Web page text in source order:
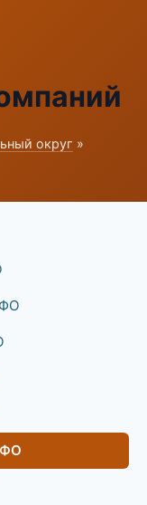
округ »
ФО